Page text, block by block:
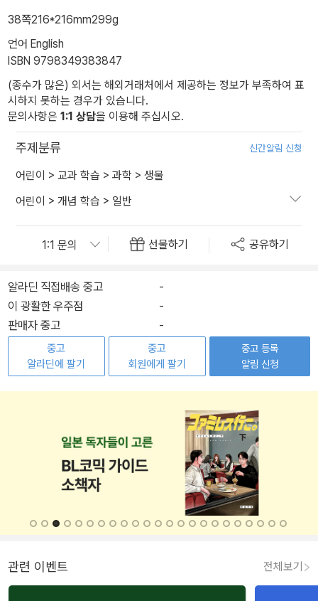
38쪽216*216mm299g
언어 English
ISBN 9798349383847
(종수가 많은) 외서는 해외거래처에서 제공하는 정보가 부족하여 표
시하지 못하는 경우가 있습니다.
문의사항은 1:1 상담을 이용해 주십시오.
주제분류 신간알림 신청
어린이 > 교과 학습 > 과학 > 생물
어린이 > 개념 학습 > 일반
선물하기 공유하기
알라딘 직접배송 중고
-
이 광활한 우주점
-
판매자 중고
-
중고
알라딘에 팔기
중고
회원에게 팔기
중고 등록
알림 신청
관련 이벤트 전체보기